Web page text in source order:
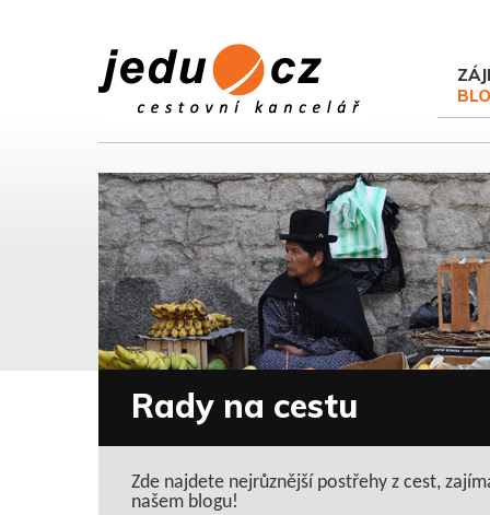
Rady na cestu
Zde najdete nejrůznější postřehy z cest,
našem blogu!